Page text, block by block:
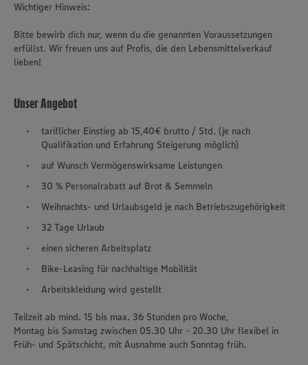
Wichtiger Hinweis:
Bitte bewirb dich nur, wenn du die genannten Voraussetzungen
erfüllst. Wir freuen uns auf Profis, die den Lebensmittelverkauf
lieben!
Unser Angebot
tariflicher Einstieg ab 15,40€ brutto / Std. (je nach
Qualifikation und Erfahrung Steigerung möglich)
auf Wunsch Vermögenswirksame Leistungen
30 % Personalrabatt auf Brot & Semmeln
Weihnachts- und Urlaubsgeld je nach Betriebszugehörigkeit
32 Tage Urlaub
einen sicheren Arbeitsplatz
Bike-Leasing für nachhaltige Mobilität
Arbeitskleidung wird gestellt
Teilzeit ab mind. 15 bis max. 36 Stunden pro Woche,
Montag bis Samstag zwischen 05.30 Uhr - 20.30 Uhr flexibel in
Früh- und Spätschicht, mit Ausnahme auch Sonntag früh.